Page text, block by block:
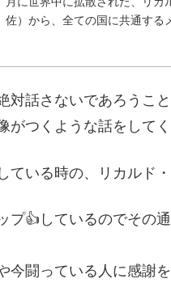
佐）から、全ての国に共通する
対話さないであろうこと
がつくような話をして
ている時の、リカルド
プ👍しているのでその
今闘っている人に感謝を